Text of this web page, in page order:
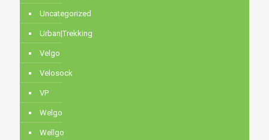
Uncategorized
Urban|Trekking
Velgo
Velosock
VP
Welgo
Wellgo